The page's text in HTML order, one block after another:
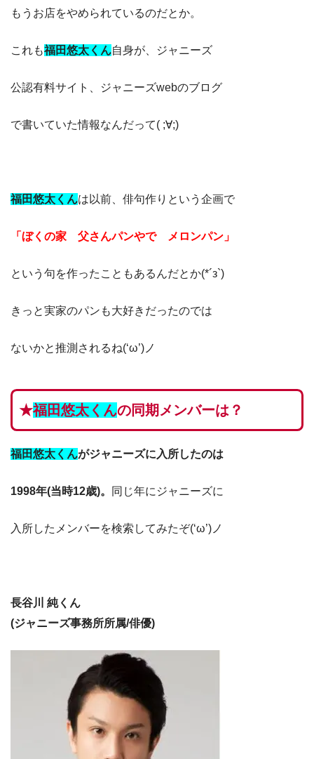
もうお店をやめられているのだとか。
これも福田悠太くん自身が、ジャニーズ
公認有料サイト、ジャニーズwebのブログ
で書いていた情報なんだって( ;∀;)
福田悠太くんは 以前、俳句作りという企画で
「ぼくの家 父さんパンやで メロンパン」
という句を作ったこともあるんだとか(*´з`)
きっと実家のパンも大好きだったのでは
ないかと推測されるね(‘ω’)ノ
★福田悠太くんの同期メンバーは？
福田悠太くんがジャニーズに入所したのは
1998年(当時12歳)。 同じ年にジャニーズに
入所したメンバーを検索してみたぞ(‘ω’)ノ
長谷川 純くん
(ジャニーズ事務所所属/俳優)